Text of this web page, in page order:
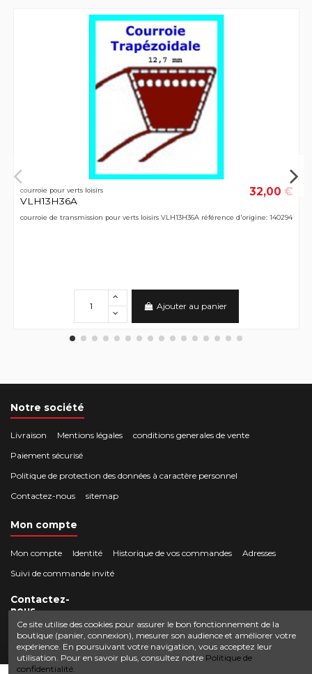
courroie pour verts loisirs
VLH13H36A
32,00 €
courroie de transmission pour verts loisirs VLH13H36A référence d'origine: 140294
Ajouter au panier
Notre société
Livraison Mentions légales
conditions generales de vente
Paiement sécurisé
Politique de protection des données à caractère personnel
Contactez-nous
sitemap
Mon compte
Mon compte Identité Historique de vos commandes
Adresses
Suivi de commande invité
Contactez-
nous
Crocbois-motoculture.com
50 route de Villefort 48800 Pied-de-Borne
0624436257
contact@crocbois-motoculture.com
Ce site utilise des cookies pour assurer le bon fonctionnement de la
boutique (panier, connexion), mesurer son audience et améliorer votre
expérience. En poursuivant votre navigation, vous acceptez leur
utilisation. Pour en savoir plus, consultez notre Politique de
confidentialité.